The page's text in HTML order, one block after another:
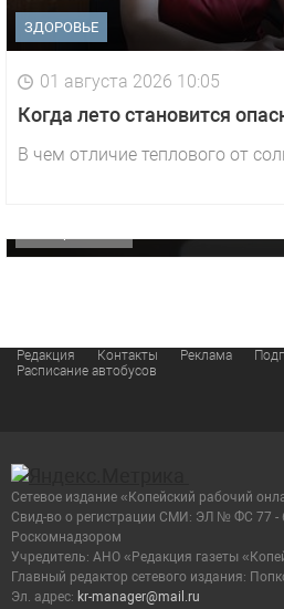
ЗДОРОВЬЕ
01 августа 2026 10:05
Когда лето становится
В чем отличие теплового от
«Звезда» Метрана стала
Редакция Контакты Реклама
Расписание автобусов
Сетевое издание «Копейский рабочий
Cвид-во о регистрации СМИ: ЭЛ № ФС 77 -
Роскомнадзором
Учредитель: АНО «Редакция газеты
Главный редактор сетевого издания:
Эл. адрес: kr-manager@mail.ru